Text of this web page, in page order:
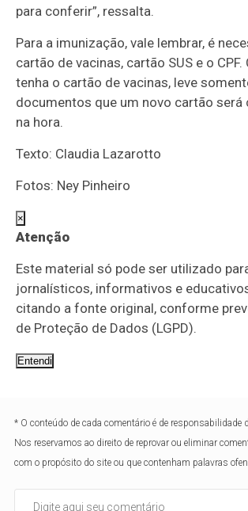
para conferir”, ressalta.
Para a imunização, vale lembrar, é
cartão de vacinas, cartão SUS e o CPF.
tenha o cartão de vacinas, leve
documentos que um novo cartão
na hora.
Texto: Claudia Lazarotto
Fotos: Ney Pinheiro
×
Atenção
Este material só pode ser utilizado
jornalísticos, informativos e
citando a fonte original, conforme
de Proteção de Dados (LGPD).
Entendi
* O conteúdo de cada comentário é de responsabilidade
Nos reservamos ao direito de reprovar ou eliminar
com o propósito do site ou que contenham palavras